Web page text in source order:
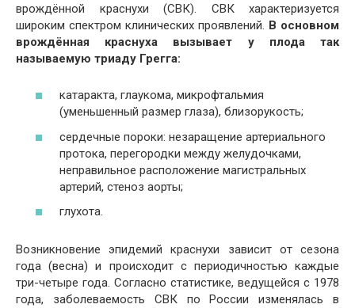
врождённой краснухи (СВК). СВК характеризуется
широким спектром клинических проявлений. В основном
врождённая краснуха вызывает у плода так
называемую триаду Грегга:
катаракта, глаукома, микрофтальмия
(уменьшенный размер глаза), близорукость;
сердечные пороки: незаращение артериального
протока, перегородки между желудочками,
неправильное расположение магистральных
артерий, стеноз аорты;
глухота.
Возникновение эпидемий краснухи зависит от сезона
года (весна) и происходит с периодичностью каждые
три-четыре года. Согласно статистике, ведущейся с 1978
года, заболеваемость СВК по России изменялась в